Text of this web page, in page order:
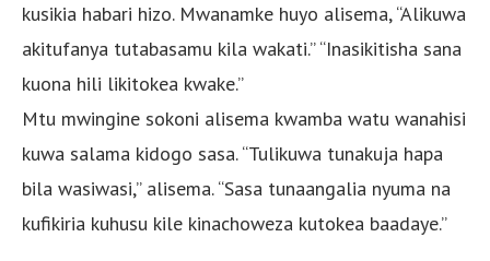
kusikia habari hizo. Mwanamke huyo alisema, “Alikuwa
akitufanya tutabasamu kila wakati.” “Inasikitisha sana
kuona hili likitokea kwake.”
Mtu mwingine sokoni alisema kwamba watu wanahisi
kuwa salama kidogo sasa. “Tulikuwa tunakuja hapa
bila wasiwasi,” alisema. “Sasa tunaangalia nyuma na
kufikiria kuhusu kile kinachoweza kutokea baadaye.”